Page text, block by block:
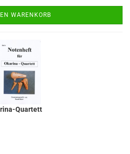
WARENKORB
Quartett